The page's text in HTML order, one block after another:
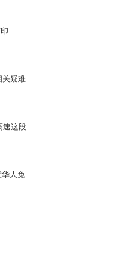
关疑难
速这段
人免